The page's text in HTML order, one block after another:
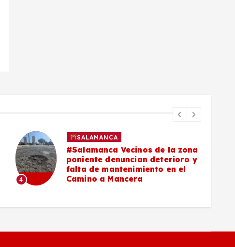
4
SALAMANCA
#Salamanca Vecinos de la zona
poniente denuncian deterioro y
falta de mantenimiento en el
Camino a Mancera